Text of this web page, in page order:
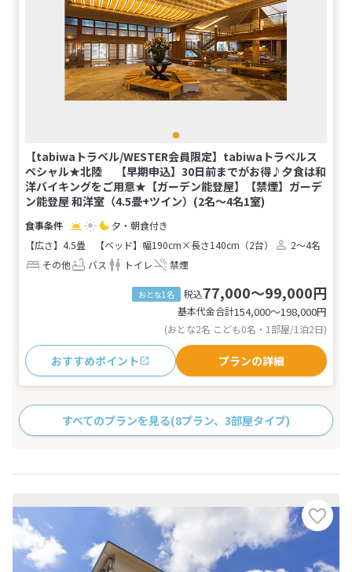
【tabiwaトラベル/WESTER会員限定】tabiwaトラベルス
ペシャル★北陸 【早期申込】30日前までがお得♪夕食は和
洋バイキングをご用意★【ガーデン能登屋】【禁煙】ガーデ
ン能登屋 和洋室（4.5畳+ツイン）(2名～4名1室)
夕・朝食付き
【広さ】4.5畳
【ベッド】幅190cm×長さ140cm（2台）
2～4名
その他
バス トイレ 禁煙
おとな1名 税込77,000～99,000円
基本代金合計154,000〜198,000円
(おとな2名 こども0名・1部屋/1泊2日)
おすすめポイント プランの詳細
すべてのプランを見る(8プラン、3部屋タイプ)